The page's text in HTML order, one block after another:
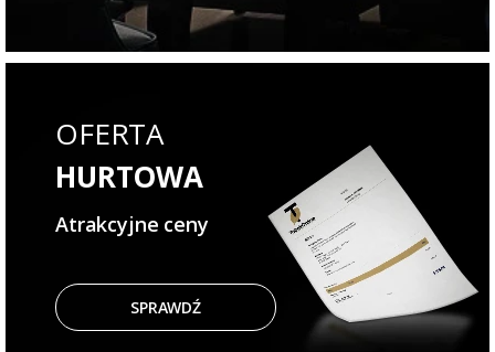
OFERTA
HURTOWA
Atrakcyjne ceny
SPRAWDŹ